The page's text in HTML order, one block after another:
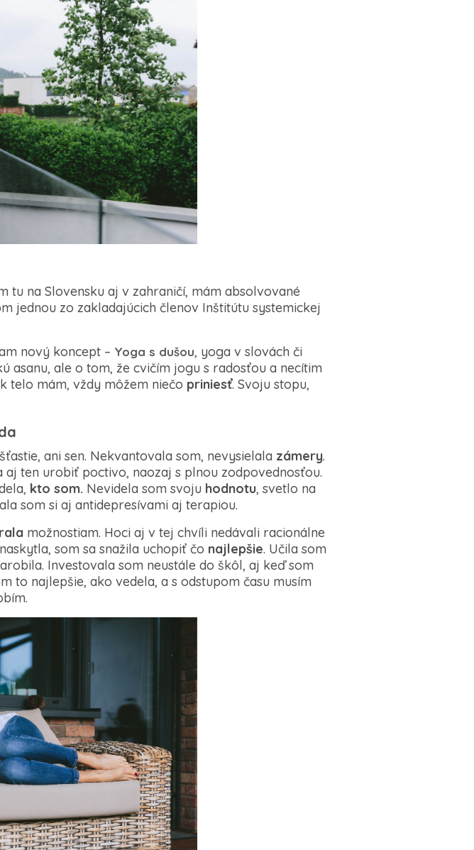
tu na Slovensku aj v zahraničí, mám absolvované
jednou zo zakladajúcich členov Inštitútu systemickej
nový koncept – Yoga s dušou, yoga v slovách či
asanu, ale o tom, že cvičím jogu s radosťou a necítim
telo mám, vždy môžem niečo priniesť. Svoju stopu,
ani sen. Nekvantovala som, nevysielala zámery.
aj ten urobiť poctivo, naozaj s plnou zodpovednosťou.
kto som. Nevidela som svoju hodnotu, svetlo na
som si aj antidepresívami aj terapiou.
možnostiam. Hoci aj v tej chvíli nedávali racionálne
som sa snažila uchopiť čo najlepšie. Učila som
Investovala som neustále do škôl, aj keď som
to najlepšie, ako vedela, a s odstupom času musím